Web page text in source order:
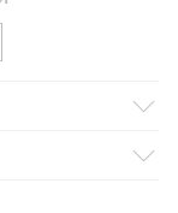
frakt til butikk,